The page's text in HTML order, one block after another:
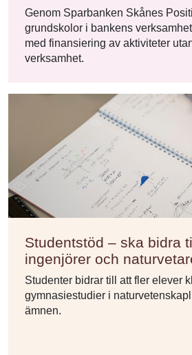
Genom Sparbanken Skånes
grundskolor i bankens
med finansiering av aktiviteter
verksamhet.
Studentstöd – ska bidra
ingenjörer och
Studenter bidrar till att fler elever
gymnasiestudier i
ämnen.